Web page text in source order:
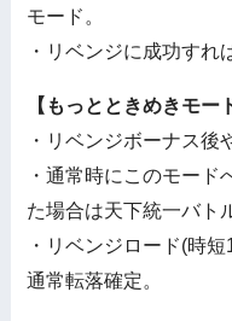
モード。
・リベンジに成功すれ
【もっとときめきモー
・リベンジボーナス後
・通常時にこのモー
た場合は天下統一バト
・リベンジロード(時
通常転落確定。